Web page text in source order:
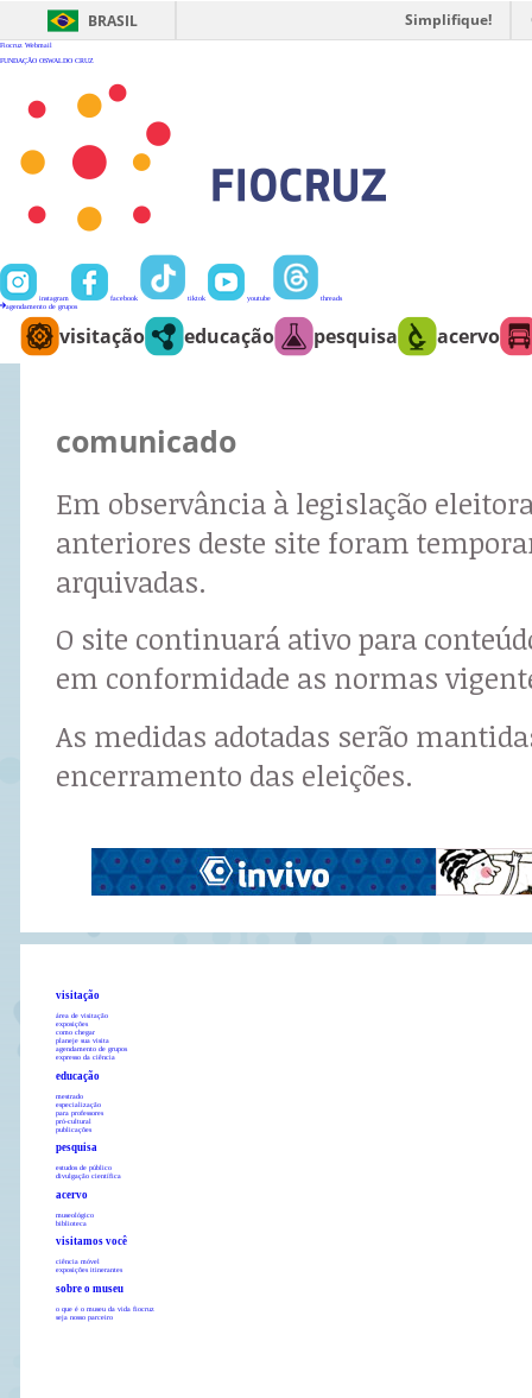
BRASIL Simplifique!
Fiocruz Webmail
FUNDAÇÃO OSWALDO CRUZ
instagram facebook tiktok youtube
threads
agendamento de grupos
visitação educação pesquisa acervo
comunicado
Em observância à legislação
anteriores deste site foram
arquivadas.
O site continuará ativo para
em conformidade as normas
As medidas adotadas serão
encerramento das eleições.
visitação
área de visitação
exposições
como chegar
planeje sua visita
agendamento de grupos
expresso da ciência
educação
mestrado
especialização
para professores
pró-cultural
publicações
pesquisa
estudos de público
divulgação científica
acervo
museológico
biblioteca
visitamos você
ciência móvel
exposições itinerantes
sobre o museu
o que é o museu da vida fiocruz
seja nosso parceiro